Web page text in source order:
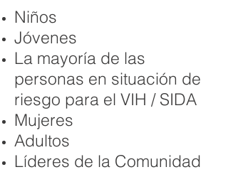
Niños
Jóvenes
La mayoría de las
personas en situación de
riesgo para el VIH / SIDA
Mujeres
Adultos
Líderes de la Comunidad